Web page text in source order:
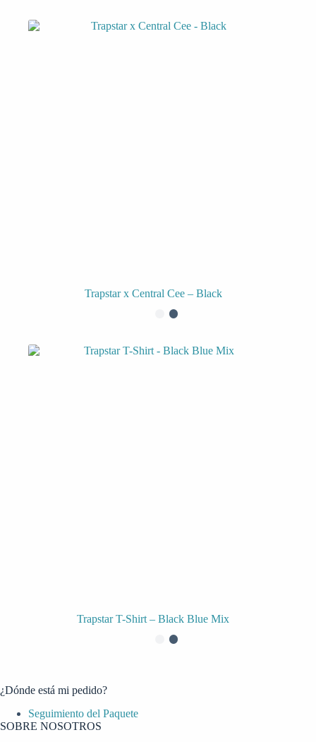
Trapstar x Central Cee – Black
Trapstar T-Shirt – Black Blue Mix
¿Dónde está mi pedido?
Seguimiento del Paquete
SOBRE NOSOTROS